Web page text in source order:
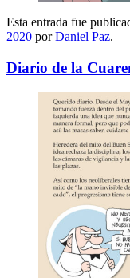
Esta entrada fue
2020 porDaniel Paz.
Diario de la